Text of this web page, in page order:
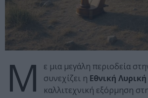
Μ
ε μια μεγάλη περιοδεία
συνεχίζει η Εθνική
καλλιτεχνική εξόρμηση